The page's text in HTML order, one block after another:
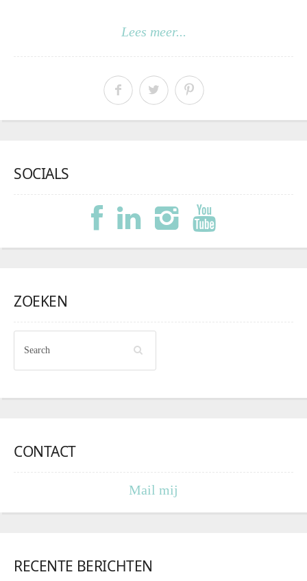
Lees meer...
SOCIALS
ZOEKEN
CONTACT
Mail mij
RECENTE BERICHTEN